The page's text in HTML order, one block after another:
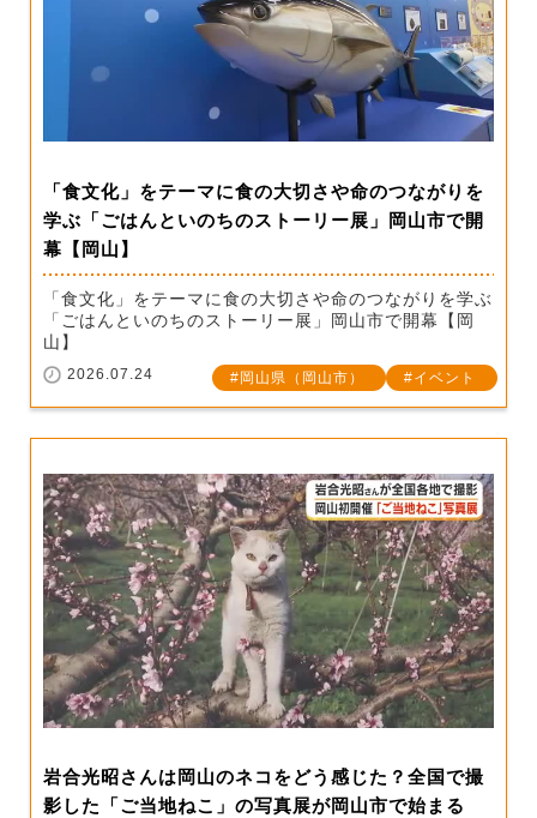
「食文化」をテーマに食の大切さや命のつながりを
学ぶ「ごはんといのちのストーリー展」岡山市で開
幕【岡山】
「食文化」をテーマに食の大切さや命のつながりを学ぶ
「ごはんといのちのストーリー展」岡山市で開幕【岡
山】
2026.07.24 岡山県（岡山市） イベント
岩合光昭さんは岡山のネコをどう感じた？全国で撮
影した「ご当地ねこ」の写真展が岡山市で始まる